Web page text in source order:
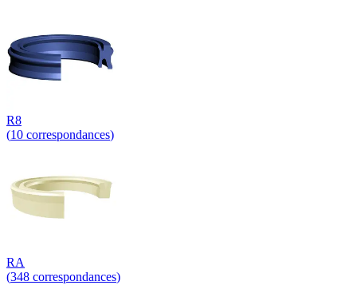
R8
(10 correspondances)
RA
(348 correspondances)